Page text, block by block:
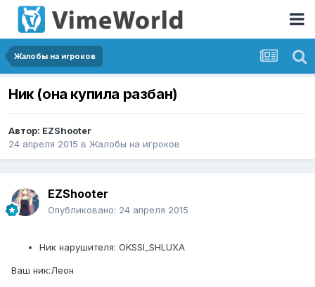
Жалобы на игроков
Ник (она купила разбан)
Автор: EZShooter
24 апреля 2015 в Жалобы на игроков
EZShooter
Опубликовано: 24 апреля 2015
Ник нарушителя: OKSSI_SHLUXA
Ваш ник:Леон